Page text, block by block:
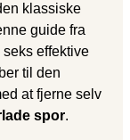
klassiske
guide fra
effektive
til den
at fjerne selv
spor.